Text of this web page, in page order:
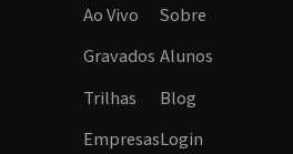
Ao Vivo
Gravados
Trilhas
Empresas
Sobre
Alunos
Blog
Login